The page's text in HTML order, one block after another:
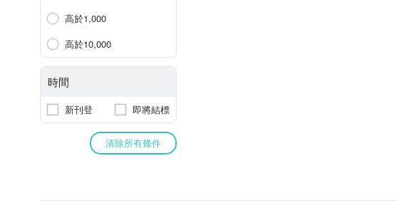
高於1,000
高於10,000
時間
新刊登 即將結標
清除所有條件